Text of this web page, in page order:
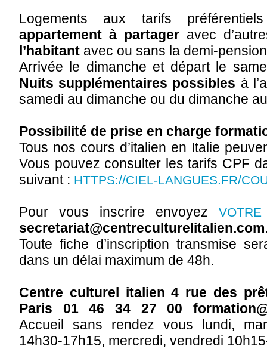
Logements aux tarifs
appartement à partager avec
l’habitant avec ou sans la demi-
Arrivée le dimanche et départ le
Nuits supplémentaires possibles à
samedi au dimanche ou du dimanche
Possibilité de prise en charge
Tous nos cours d’italien en Italie
Vous pouvez consulter les tarifs CPF
suivant : HTTPS://CIEL-LANGUES.FR/
Pour vous inscrire envoyez
secretariat@centreculturelitalien.com
Toute fiche d’inscription transmise
dans un délai maximum de 48h.
Centre culturel italien 4 rue des
Paris 01 46 34 27 00
Accueil sans rendez vous lundi,
14h30-17h15, mercredi, vendredi